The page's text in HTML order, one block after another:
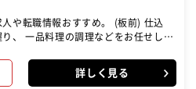
情報おすすめ。 (板前) 仕込
、 一品料理の調理などをお任せしま
詳しく見る